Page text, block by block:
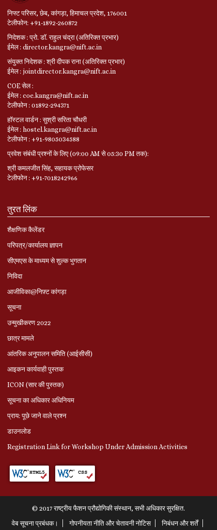
निफ्ट परिसर, छेब, कांगड़ा, हिमाचल प्रदेश, 176001
टेलीफोन: +91-1892-260872
निदेशक : प्रो. डॉ. राहुल चंद्रा (अतिरिक्त प्रभार)
ईमेल : director.kangra@nift.ac.in
संयुक्त निदेशक : श्री दीपक राना (अतिरिक्त प्रभार)
ईमेल : jointdirector.kangra@nift.ac.in
COE सेल :
ईमेल : coe.kangra@nift.ac.in
टेलीफोन : 01892-294371
हॉस्टल वार्डन : सुश्री सरिता चौधरी
ईमेल : hostel.kangra@nift.ac.in
टेलीफोन : +91-9805034588
प्रवेश संबंधी प्रश्नों के लिए (09:00 AM से 05:30 PM तक):
श्री कमलजीत सिंह, सहायक प्रोफेसर
टेलीफोन : +91-7018242966
तुरत लिंक
शैक्षणिक कैलेंडर
परिपत्र/कार्यालय ज्ञापन
सीएमएस के माध्यम से शुल्क भुगतान
निविदा
आजीविका@निफ़्ट कांगड़ा
सूचना
उन्मुखीकरण 2022
छात्र मामले
आंतरिक अनुपालन समिति (आईसीसी)
आइकन कार्यवाही पुस्तक
ICON (सार की पुस्तक)
सूचना का अधिकार अधिनियम
प्राय: पूछे जाने वाले प्रश्‍न
डाउनलोड
Registration Link for Workshop Under Admission Activities
© 2017 राष्ट्रीय फैशन प्रौद्योगिकी संस्थान, सभी अधिकार सुरक्षित.
वेब सूचना प्रबंधक।
गोपनीयता नीति और चेतावनी नोटिस निबंधन और शर्तें